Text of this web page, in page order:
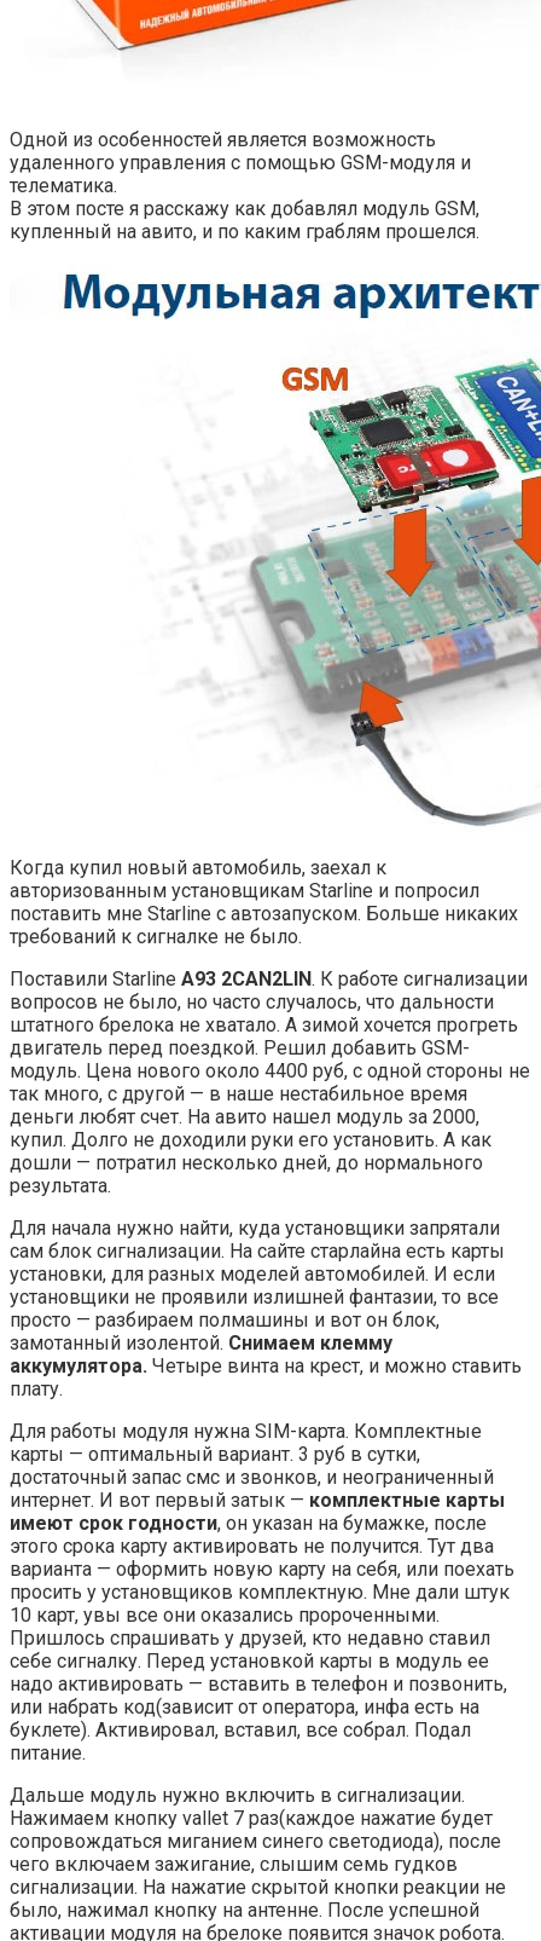
Одной из особенностей является возможность
удаленного управления с помощью GSM-модуля и
телематика.
В этом посте я расскажу как добавлял модуль GSM,
купленный на авито, и по каким граблям прошелся.
Когда купил новый автомобиль, заехал к
авторизованным установщикам Starline и попросил
поставить мне Starline с автозапуском. Больше никаких
требований к сигналке не было.
Поставили Starline A93 2CAN2LIN. К работе сигнализации
вопросов не было, но часто случалось, что дальности
штатного брелока не хватало. А зимой хочется прогреть
двигатель перед поездкой. Решил добавить GSM-
модуль. Цена нового около 4400 руб, с одной стороны не
так много, с другой — в наше нестабильное время
деньги любят счет. На авито нашел модуль за 2000,
купил. Долго не доходили руки его установить. А как
дошли — потратил несколько дней, до нормального
результата.
Для начала нужно найти, куда установщики запрятали
сам блок сигнализации. На сайте старлайна есть карты
установки, для разных моделей автомобилей. И если
установщики не проявили излишней фантазии, то все
просто — разбираем полмашины и вот он блок,
замотанный изолентой. Снимаем клемму
аккумулятора. Четыре винта на крест, и можно ставить
плату.
Для работы модуля нужна SIM-карта. Комплектные
карты — оптимальный вариант. 3 руб в сутки,
достаточный запас смс и звонков, и неограниченный
интернет. И вот первый затык — комплектные карты
имеют срок годности, он указан на бумажке, после
этого срока карту активировать не получится. Тут два
варианта — оформить новую карту на себя, или поехать
просить у установщиков комплектную. Мне дали штук
10 карт, увы все они оказались пророченными.
Пришлось спрашивать у друзей, кто недавно ставил
себе сигналку. Перед установкой карты в модуль ее
надо активировать — вставить в телефон и позвонить,
или набрать код(зависит от оператора, инфа есть на
буклете). Активировал, вставил, все собрал. Подал
питание.
Дальше модуль нужно включить в сигнализации.
Нажимаем кнопку vallet 7 раз(каждое нажатие будет
сопровождаться миганием синего светодиода), после
чего включаем зажигание, слышим семь гудков
сигнализации. На нажатие скрытой кнопки реакции не
было, нажимал кнопку на антенне. После успешной
активации модуля на брелоке появится значок робота.